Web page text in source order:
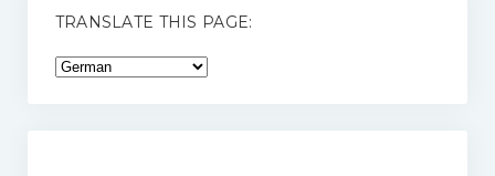
TRANSLATE THIS PAGE: